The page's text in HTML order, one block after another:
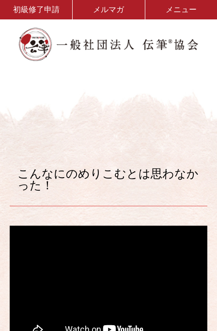
初級修了申請 メルマガ メニュー
こんなにのめりこむとは思わなか
った！